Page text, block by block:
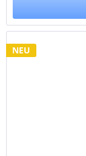
NEU